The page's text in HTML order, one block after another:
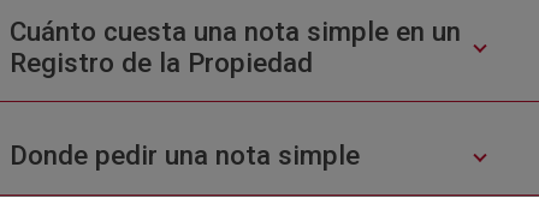
Cuánto cuesta una nota simple en un
Registro de la Propiedad
Donde pedir una nota simple